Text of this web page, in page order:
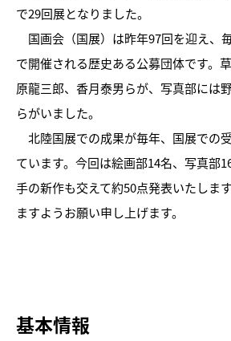
で29回展となりました。
国画会（国展）は昨年97回を迎え、
で開催される歴史ある公募団体です。
原龍三郎、香月泰男らが、写真部には
らがいました。
北陸国展での成果が毎年、国展での
ています。今回は絵画部14名、写真部
手の新作も交えて約50点発表いたしま
ますようお願い申し上げます。
基本情報
トピックス
画像利用について
石川県文化財保存修復工房